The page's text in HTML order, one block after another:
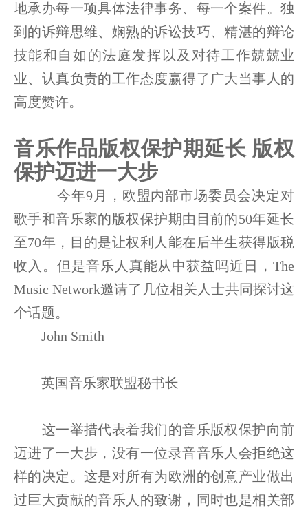
地承办每一项具体法律事务、每一个案件。独
到的诉辩思维、娴熟的诉讼技巧、精湛的辩论
技能和自如的法庭发挥以及对待工作兢兢业
业、认真负责的工作态度赢得了广大当事人的
高度赞许。
音乐作品版权保护期延长 版权
保护迈进一大步
今年9月，欧盟内部市场委员会决定对
歌手和音乐家的版权保护期由目前的50年延长
至70年，目的是让权利人能在后半生获得版税
收入。但是音乐人真能从中获益吗近日，The
Music Network邀请了几位相关人士共同探讨这
个话题。
John Smith
英国音乐家联盟秘书长
这一举措代表着我们的音乐版权保护向前
迈进了一大步，没有一位录音音乐人会拒绝这
样的决定。这是对所有为欧洲的创意产业做出
过巨大贡献的音乐人的致谢，同时也是相关部